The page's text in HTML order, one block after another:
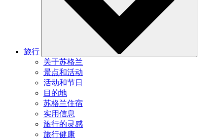
旅行
关于苏格兰
景点和活动
活动和节日
目的地
苏格兰住宿
实用信息
旅行的灵感
旅行健康